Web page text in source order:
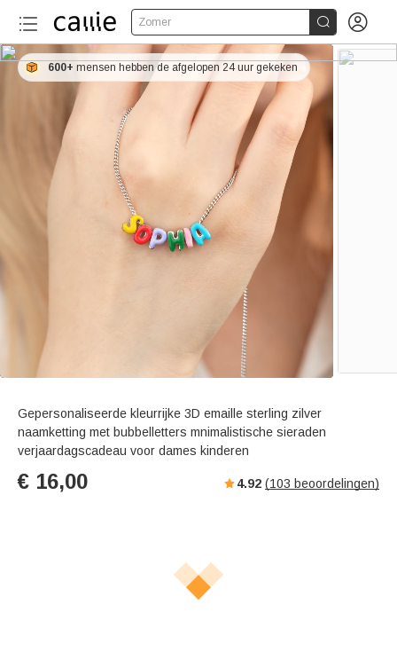
Zomer  
600+ mensen hebben de afgelopen 24 uur gekeken
Gepersonaliseerde kleurrijke 3D emaille sterling zilver
naamketting met bubbelletters mnimalistische sieraden
verjaardagscadeau voor dames kinderen
€ 16,00 4.92 (103 beoordelingen)